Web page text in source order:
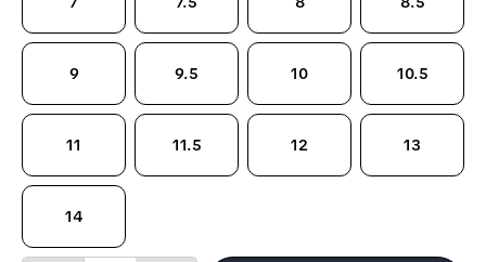
9 9.5 10 10.5
11 11.5 12 13
14